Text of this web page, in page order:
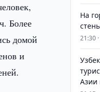
Более
домой
и
На
21:30
Азии